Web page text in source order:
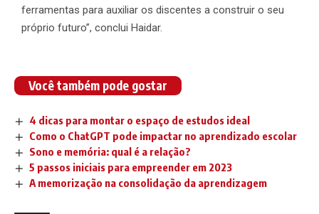
ferramentas para auxiliar os discentes a construir o seu
próprio futuro”, conclui Haidar.
Você também pode gostar
4 dicas para montar o espaço de estudos ideal
Como o ChatGPT pode impactar no aprendizado escolar
Sono e memória: qual é a relação?
5 passos iniciais para empreender em 2023
A memorização na consolidação da aprendizagem